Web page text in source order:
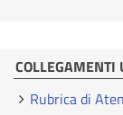
COLLEGAMENTI
Rubrica di